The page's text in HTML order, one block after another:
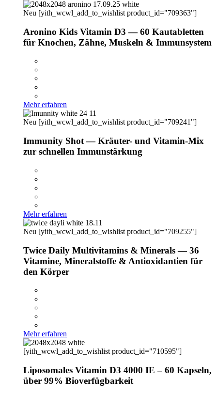
Neu [yith_wcwl_add_to_wishlist product_id="709363"]
Aronino Kids Vitamin D3 — 60 Kautabletten
für Knochen, Zähne, Muskeln & Immunsystem
Mehr erfahren
Neu [yith_wcwl_add_to_wishlist product_id="709241"]
Immunity Shot — Kräuter- und Vitamin-Mix
zur schnellen Immunstärkung
Mehr erfahren
Neu [yith_wcwl_add_to_wishlist product_id="709255"]
Twice Daily Multivitamins & Minerals — 36
Vitamine, Mineralstoffe & Antioxidantien für
den Körper
Mehr erfahren
[yith_wcwl_add_to_wishlist product_id="710595"]
Liposomales Vitamin D3 4000 IE – 60 Kapseln,
über 99% Bioverfügbarkeit